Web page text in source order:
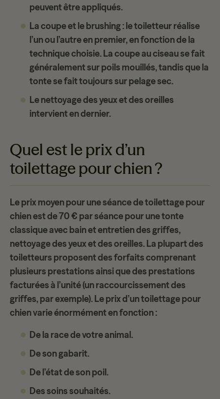
peuvent être appliqués.
La coupe et le brushing: le toiletteur réalise
l’un ou l’autre en premier, en fonction de la
technique choisie. La coupe au ciseau se fait
généralement sur poils mouillés, tandis que la
tonte se fait toujours sur pelage sec.
Le nettoyage des yeux et des oreilles
intervient en dernier.
Quel est le prix d’un
toilettage pour chien ?
Le prix moyen pour une séance de toilettage pour
chien est de70 € par séancepour une tonte
classique avec bain et entretien des griffes,
nettoyage des yeux et des oreilles. La plupart des
toiletteurs proposent des forfaitscomprenant
plusieurs prestations ainsi que des prestations
facturées à l’unité (un raccourcissement des
griffes, par exemple). Leprix d’un toilettage pour
chienvarie énormément en fonction :
De la race de votre animal.
De son gabarit.
De l’état de son poil.
Des soins souhaités.